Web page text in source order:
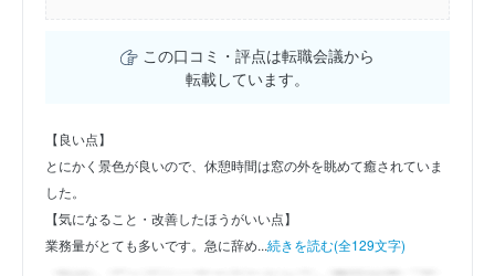
この口コミ・評点は転職会議から
転載しています。
【良い点】
とにかく景色が良いので、休憩時間は窓の外を眺めて癒されていま
した。
【気になること・改善したほうがいい点】
業務量がとても多いです。急に辞め...続きを読む(全129文字)